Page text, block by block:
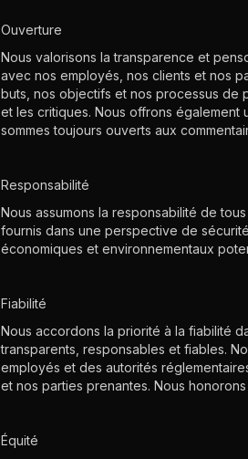
Ouverture
Nous valorisons la transparence et
avec nos employés, nos clients et nos
buts, nos objectifs et nos processus de
et les critiques. Nous offrons également
sommes toujours ouverts aux
Responsabilité
Nous assumons la responsabilité de
fournis dans une perspective de
économiques et environnementaux
Fiabilité
Nous accordons la priorité à la fiabilité
transparents, responsables et fiables.
employés et des autorités
et nos parties prenantes. Nous
Équité